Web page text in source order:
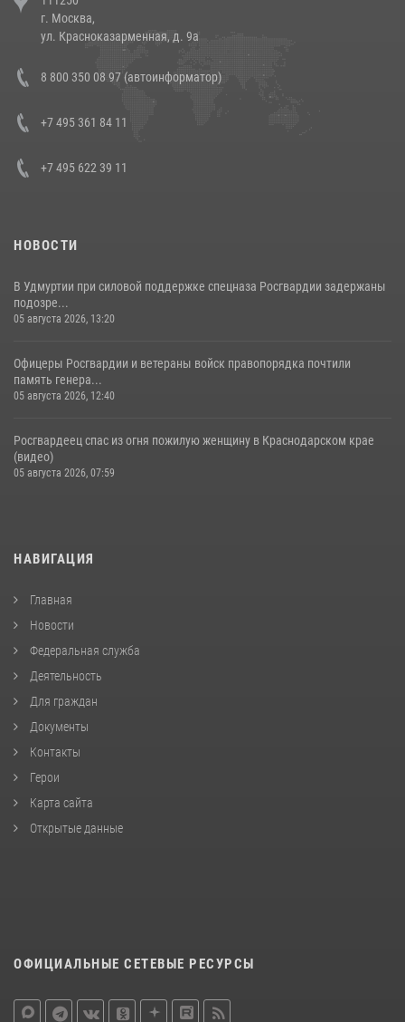
14 июля 2026, 12:20
В Росгвардии прошла военно-научная конференция по обобщению
боевого опыта
г. Москва,
ул. Красноказарменная, д. 9а
8 800 350 08 97 (автоинформатор)
+7 495 361 84 11
+7 495 622 39 11
НОВОСТИ
В Удмуртии при силовой поддержке спецназа Росгвардии задержаны
подозре...
05 августа 2026, 13:20
Офицеры Росгвардии и ветераны войск правопорядка почтили
память генера...
05 августа 2026, 12:40
Росгвардеец спас из огня пожилую женщину в Краснодарском крае
(видео)
05 августа 2026, 07:59
НАВИГАЦИЯ
Главная
Новости
Федеральная служба
Деятельность
Для граждан
Документы
Контакты
Герои
Карта сайта
Открытые данные
ОФИЦИАЛЬНЫЕ СЕТЕВЫЕ РЕСУРСЫ